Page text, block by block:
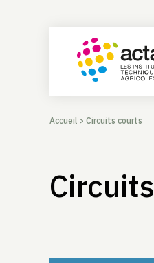
Accueil > Circuits courts